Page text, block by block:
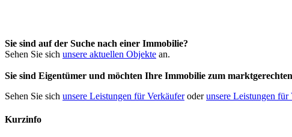
Sie sind auf der Suche nach einer Immobilie?
Sehen Sie sich unsere aktuellen Objekte an.
Sie sind Eigentümer und möchten Ihre Immobilie zum
Sehen Sie sich unsere Leistungen für Verkäuferoderunsere Leistungen für
Kurzinfo